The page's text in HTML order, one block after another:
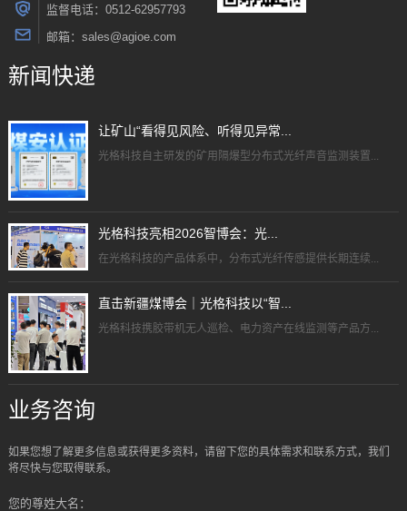
监督电话：0512-62957793
邮箱：sales@agioe.com
新闻快递
让矿山“看得见风险、听得见异常...
光格科技自主研发的矿用隔爆型分布式光纤声音监测装置...
光格科技亮相2026智博会：光...
在光格科技的产品体系中，分布式光纤传感提供长期连续...
直击新疆煤博会｜光格科技以“智...
光格科技携胶带机无人巡检、电力资产在线监测等产品方...
业务咨询
如果您想了解更多信息或获得更多资料，请留下您的具体需求和联系方式，我们
将尽快与您取得联系。
您的尊姓大名：